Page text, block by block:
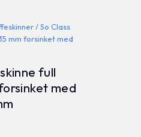
/ So Class
mm forsinket med
full
med